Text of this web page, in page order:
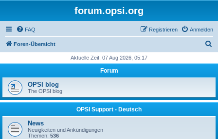
forum.opsi.org
FAQ Anmelden
Registrieren
Foren-Übersicht
h
Aktuelle Zeit: 07 Aug 2026, 05:17
Forum
OPSI blog
The OPSI blog
OPSI Support - Deutsch
News
Neuigkeiten und Ankündigungen
Themen: 536